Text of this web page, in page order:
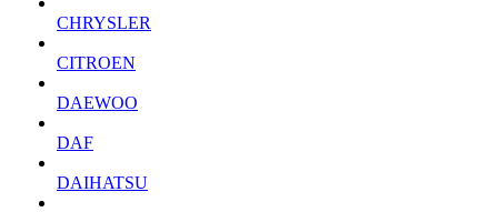
CHRYSLER
CITROEN
DAEWOO
DAF
DAIHATSU